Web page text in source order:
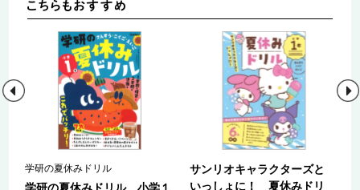
学研の夏休みドリル
サンリオキャラクターズと
いっしょに！ 夏休みドリ